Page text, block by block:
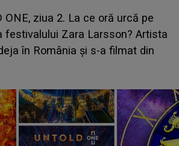
concurentă din "Casa Iubirii" l-a
pe Emanuel. CINE ESTE
Alexandra?! Aflându-se în fața
IMEDIAT: "Am